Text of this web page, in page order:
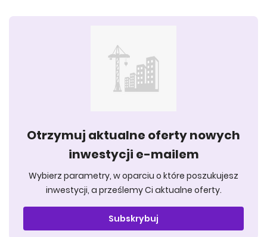
Otrzymuj aktualne oferty nowych
inwestycji e-mailem
Wybierz parametry, w oparciu o które poszukujesz
inwestycji, a prześlemy Ci aktualne oferty.
Subskrybuj